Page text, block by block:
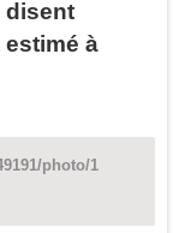
disent
à
photo/1